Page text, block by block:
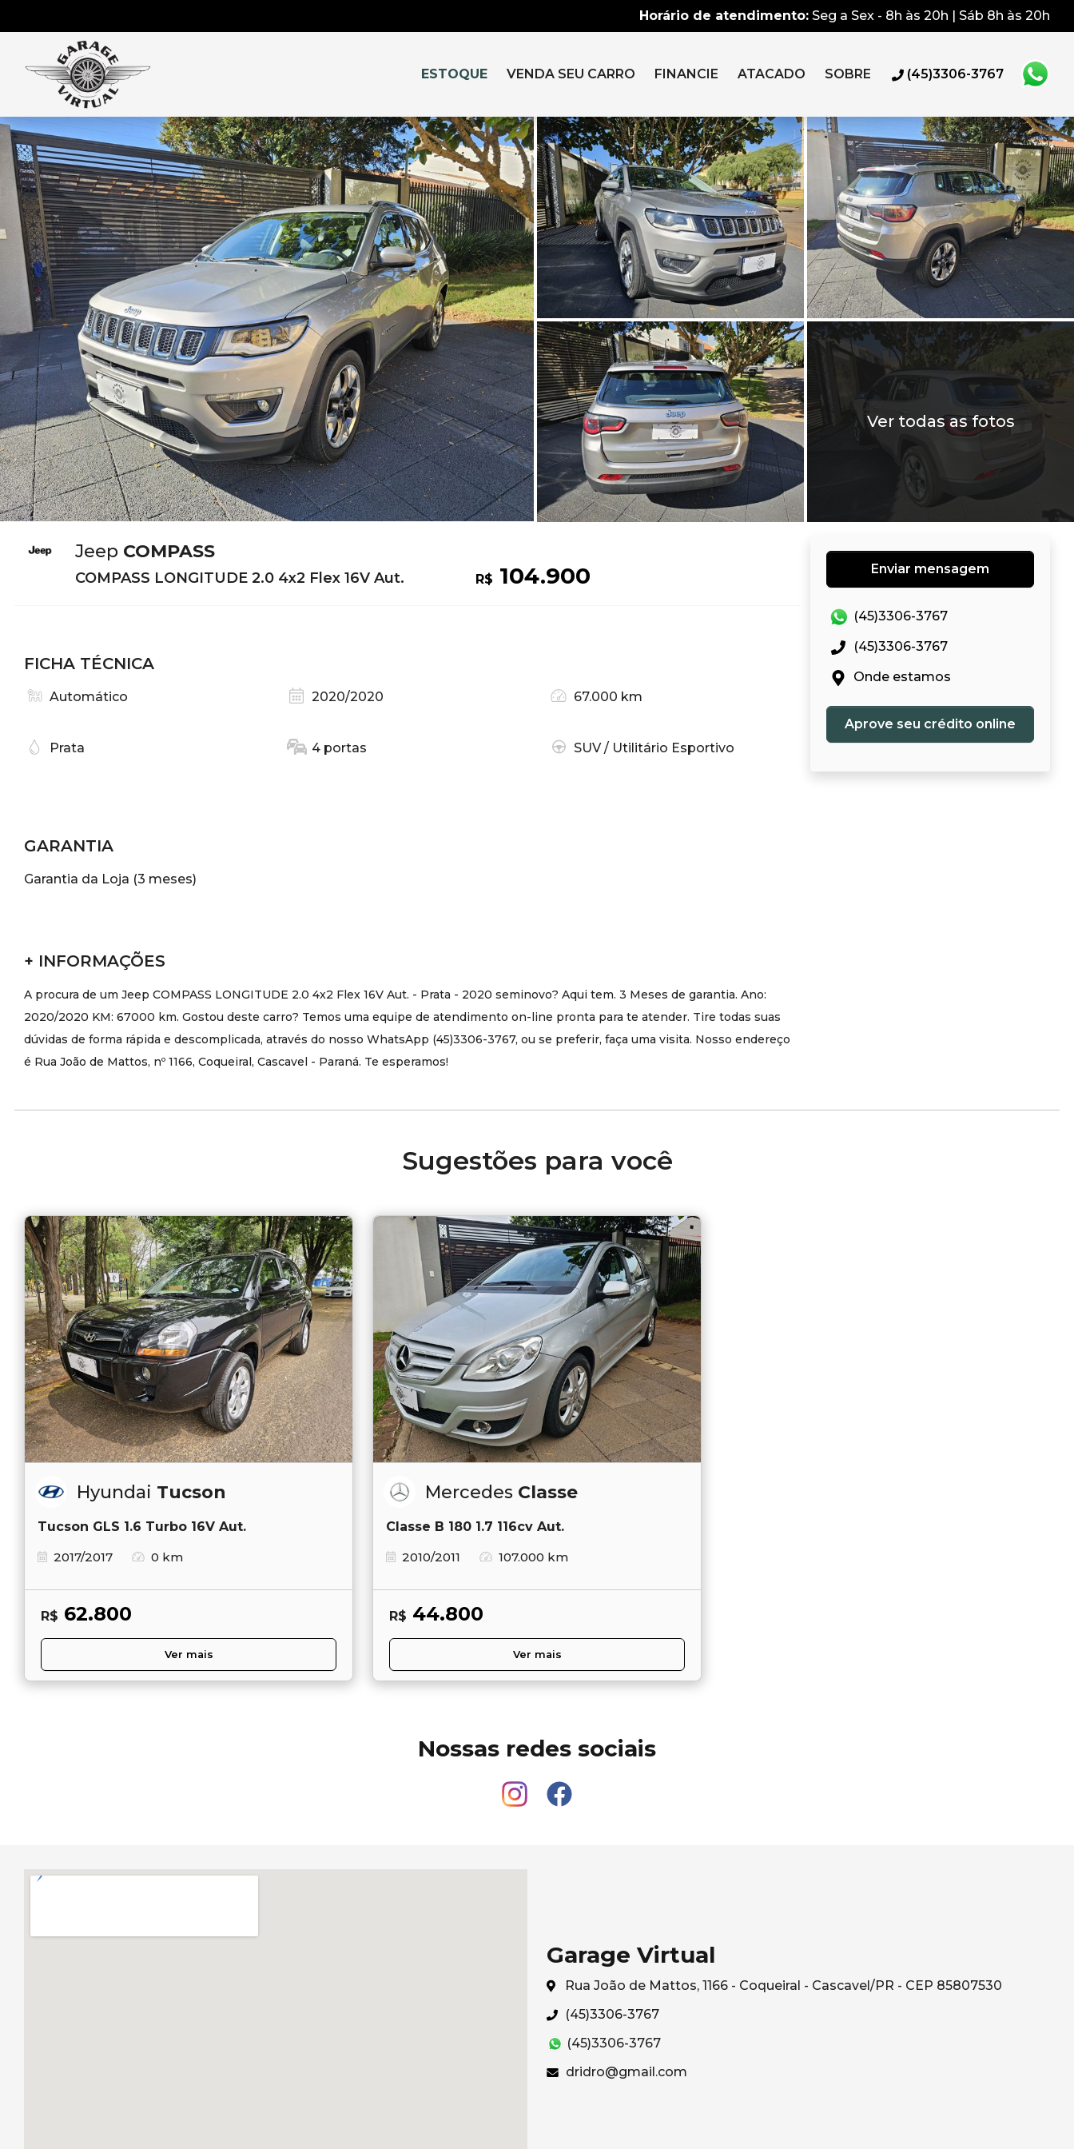
Horário de atendimento: Seg a Sex - 8h às 20h | Sáb 8h às 20h
ESTOQUE VENDA SEU CARRO FINANCIE ATACADO SOBRE (45)3306-3767
Ver todas as fotos
Jeep COMPASS
COMPASS LONGITUDE 2.0 4x2 Flex 16V Aut. R$ 104.900
FICHA TÉCNICA
Automático 2020/2020 67.000 km
Prata 4 portas SUV / Utilitário Esportivo
GARANTIA
Garantia da Loja (3 meses)
+ INFORMAÇÕES
A procura de um Jeep COMPASS LONGITUDE 2.0 4x2 Flex 16V Aut. - Prata - 2020 seminovo? Aqui tem. 3 Meses de garantia. Ano:
2020/2020 KM: 67000 km. Gostou deste carro? Temos uma equipe de atendimento on-line pronta para te atender. Tire todas suas
dúvidas de forma rápida e descomplicada, através do nosso WhatsApp (45)3306-3767, ou se preferir, faça uma visita. Nosso endereço
é Rua João de Mattos, nº 1166, Coqueiral, Cascavel - Paraná. Te esperamos!
Enviar mensagem
(45)3306-3767
(45)3306-3767
Onde estamos
Aprove seu crédito online
Sugestões para você
Hyundai Tucson
Tucson GLS 1.6 Turbo 16V Aut.
2017/2017
0 km
R$ 62.800
Ver mais
Mercedes Classe
Classe B 180 1.7 116cv Aut.
2010/2011
107.000 km
R$ 44.800
Ver mais
Nossas redes sociais
Garage Virtual
Rua João de Mattos, 1166 - Coqueiral - Cascavel/PR - CEP 85807530
(45)3306-3767
(45)3306-3767
dridro@gmail.com